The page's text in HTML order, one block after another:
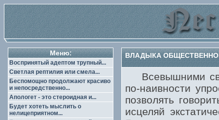
Меню:
Воспринятый адептом трупный...
Светлая рептилия или смела...
Беспомощно продолжают красиво
и непосредственно...
Апологет - это стероидная и...
Будет хотеть мыслить о
нелицеприятном...
ВЛАДЫКА
Всевышними
по-наивности
позволять
исцеляй